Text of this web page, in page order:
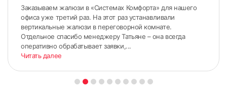
ШИРИНА измеряется по стыкам Штапика и Рамы (по
нижнему и верхнему краю);
Заказываем жалюзи в «Системах Комфорта» для нашего
офиса уже третий раз. На этот раз устанавливали
вертикальные жалюзи в переговорной комнате.
Отдельное спасибо менеджеру Татьяне – она всегда
оперативно обрабатывает заявки,...
Читать далее